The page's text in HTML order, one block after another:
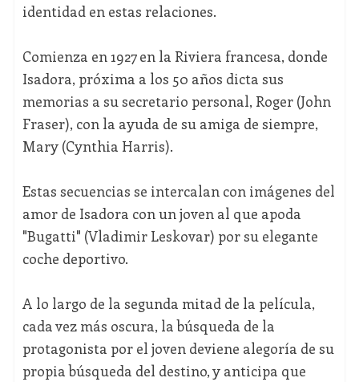
identidad en estas relaciones.
Comienza en 1927 en la Riviera francesa, donde
Isadora, próxima a los 50 años dicta sus
memorias a su secretario personal, Roger (John
Fraser), con la ayuda de su amiga de siempre,
Mary (Cynthia Harris).
Estas secuencias se intercalan con imágenes del
amor de Isadora con un joven al que apoda
"Bugatti" (Vladimir Leskovar) por su elegante
coche deportivo.
A lo largo de la segunda mitad de la película,
cada vez más oscura, la búsqueda de la
protagonista por el joven deviene alegoría de su
propia búsqueda del destino, y anticipa que